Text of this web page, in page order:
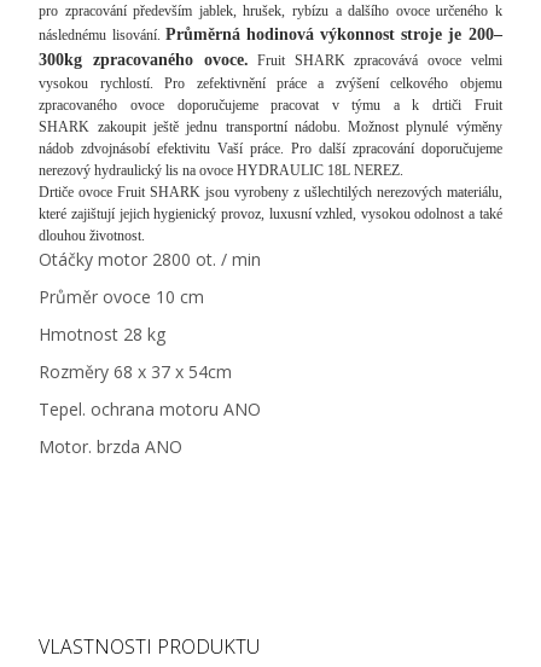
pro zpracování především jablek, hrušek, rybízu a dalšího ovoce určeného k
následnému lisování. Průměrná hodinová výkonnost stroje je 200–
300kg zpracovaného ovoce. Fruit SHARK zpracovává ovoce velmi
vysokou rychlostí. Pro zefektivnění práce a zvýšení celkového objemu
zpracovaného ovoce doporučujeme pracovat v týmu a k drtiči Fruit
SHARK zakoupit ještě jednu transportní nádobu. Možnost plynulé výměny
nádob zdvojnásobí efektivitu Vaší práce. Pro další zpracování doporučujeme
nerezový hydraulický lis na ovoce HYDRAULIC 18L NEREZ.
Drtiče ovoce Fruit SHARK jsou vyrobeny z ušlechtilých nerezových materiálu,
které zajištují jejich hygienický provoz, luxusní vzhled, vysokou odolnost a také
dlouhou životnost.
Otáčky motor 2800 ot. / min
Průměr ovoce 10 cm
Hmotnost 28 kg
Rozměry 68 x 37 x 54cm
Tepel. ochrana motoru ANO
Motor. brzda ANO
VLASTNOSTI PRODUKTU